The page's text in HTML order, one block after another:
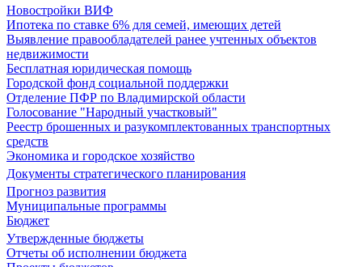
Новостройки ВИФ
Ипотека по ставке 6% для семей, имеющих детей
Выявление правообладателей ранее учтенных объектов
недвижимости
Бесплатная юридическая помощь
Городской фонд социальной поддержки
Отделение ПФР по Владимирской области
Голосование "Народный участковый"
Реестр брошенных и разукомплектованных транспортных
средств
Экономика и городское хозяйство
Документы стратегического планирования
Прогноз развития
Муниципальные программы
Бюджет
Утвержденные бюджеты
Отчеты об исполнении бюджета